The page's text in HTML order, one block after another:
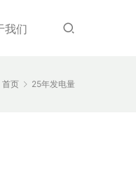
我们
首页 25年发电量